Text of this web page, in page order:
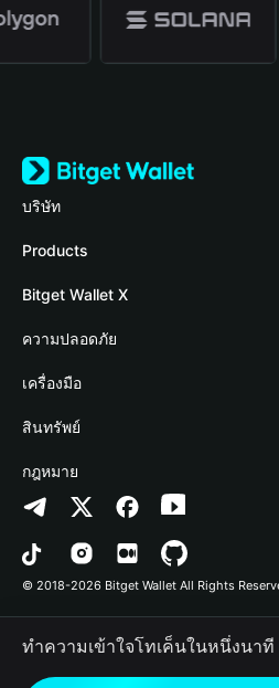
บริษัท
เกี่ยวกับ Bitget Wallet
Blog
Academy
ข่าวสารด้านคริปโต
ศูนย์ช่วยเหลือ
ติดต่อเรา
ทรัพยากรข้อมูลของแบรนด์
อาชีพ
Products
Crypto Card
Stablecoin Earn
Payfi Crypto
Crypto Swap API
Altcoin Season Index
Prediction Markets
DApp
RWA
Bitget Wallet X
นักพัฒนา
เชื่อมต่อ Wallet
Bitget Wallet Pay
ลิสต์โปรเจกต์
ความปลอดภัย
Protection Fund
เทคโนโลยีความปลอดภัย
เครื่องมือ
ซื้อคริปโต
การตรวจจับการอนุญาต
การตรวจจับสัญญา
การโอนเป็นชุด
สินทรัพย์
Arbitrum
Avalanche
Bitcoin
Polygon
กฎหมาย
นโยบายความเป็นส่วนตัว
ข้อตกลงในการใช้บริการ
© 2018-2026 Bitget Wallet All Rights
ทำความเข้าใจโทเค็นในหนึ่งนาที